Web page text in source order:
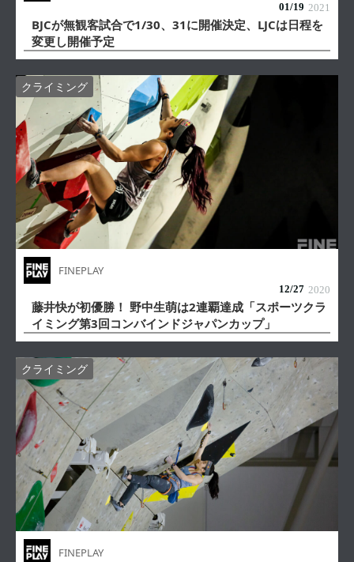
01/19 2021
BJCが無観客試合で1/30、31に開催決定、LJCは日程を
変更し開催予定
クライミング
FINEPLAY
12/27 2020
藤井快が初優勝！ 野中生萌は2連覇達成「スポーツクラ
イミング第3回コンバインドジャパンカップ」
クライミング
FINEPLAY